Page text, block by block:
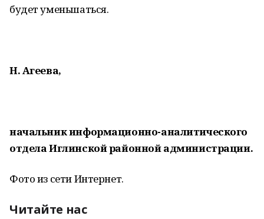
будет уменьшаться.
Н. Агеева,
начальник информационно-аналитического
отдела Иглинской районной администрации.
Фото из сети Интернет.
Читайте нас